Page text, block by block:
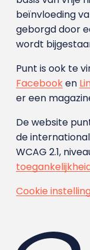
beïnvloeding
geborgd door
wordt
Punt is ook te
Facebooken
er een
De website
de
WCAG 2.1,
Cookie